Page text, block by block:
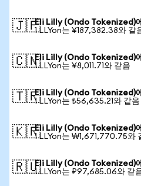
🇯🇵Eli Lilly (Ondo Tokenized)
1 LLYon는 ¥187,382.38와 같
🇨🇳Eli Lilly (Ondo Tokenized)
1 LLYon는 ¥8,011.71와 같음
🇹🇷Eli Lilly (Ondo Tokenized)
1 LLYon는 ₺56,635.21와 같음
🇰🇷Eli Lilly (Ondo Tokenized)
1 LLYon는 ₩1,671,770.75와
🇷🇺Eli Lilly (Ondo Tokenized)
1 LLYon는 ₽97,685.06와 같